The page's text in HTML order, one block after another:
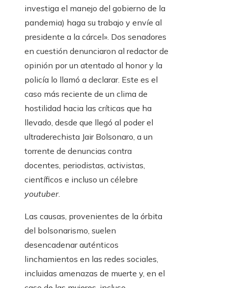
investiga el manejo del gobierno de la
pandemia) haga su trabajo y envíe al
presidente a la cárcel». Dos senadores
en cuestión denunciaron al redactor de
opinión por un atentado al honor y la
policía lo llamó a declarar. Este es el
caso más reciente de un clima de
hostilidad hacia las críticas que ha
llevado, desde que llegó al poder el
ultraderechista Jair Bolsonaro, a un
torrente de denuncias contra
docentes, periodistas, activistas,
científicos e incluso un célebre
youtuber.
Las causas, provenientes de la órbita
del bolsonarismo, suelen
desencadenar auténticos
linchamientos en las redes sociales,
incluidas amenazas de muerte y, en el